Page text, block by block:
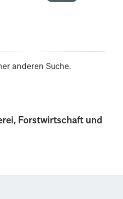
Forstwirtschaft und
anderen Suche.